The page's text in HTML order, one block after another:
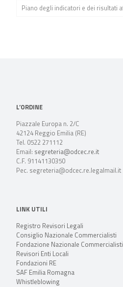
Piano degli indicatori e dei risultati
L’ORDINE
Piazzale Europa n. 2/C
42124 Reggio Emilia (RE)
Tel. 0522 271112
Email: segreteria@odcec.re.it
C.F. 91141130350
Pec. segreteria@odcec.re.legalmail.it
LINK UTILI
Registro Revisori Legali
Consiglio Nazionale Commercialisti
Fondazione Nazionale Commercialisti
Revisori Enti Locali
Fondazioni RE
SAF Emilia Romagna
Whistleblowing